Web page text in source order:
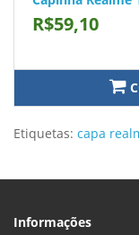
R$59,10
Etiquetas: capa
Informações